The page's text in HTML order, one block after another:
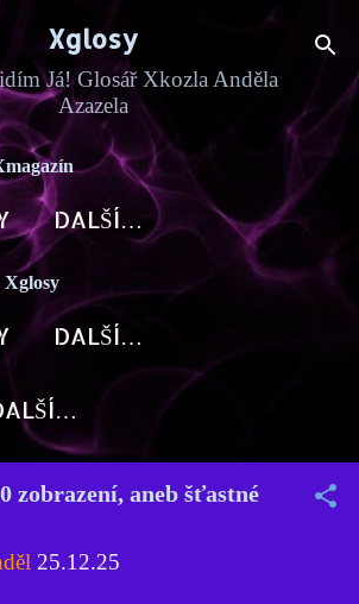
na hlavní obsah
Xglosy
Já! Glosář Xkozla Anděla
Azazela
DALŠÍ…
Xglosy
DALŠÍ…
zobrazení, aneb šťastné
25.12.25